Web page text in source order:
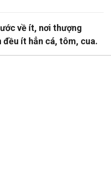
về ít, nơi thượng
đều ít hẳn cá, tôm, cua.